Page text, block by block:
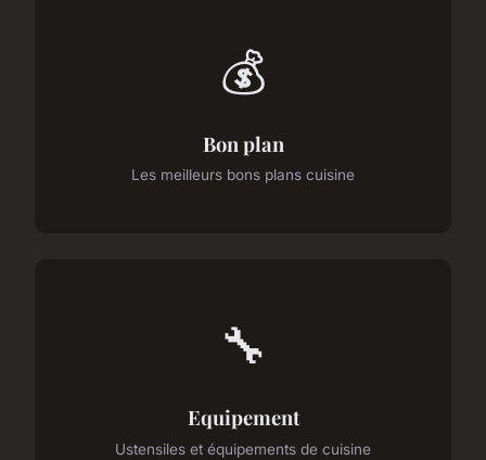
💰
Bon plan
Les meilleurs bons plans cuisine
🔧
Equipement
Ustensiles et équipements de cuisine